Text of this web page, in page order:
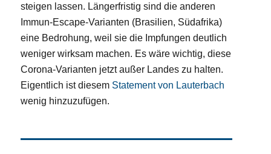
steigen lassen. Längerfristig sind die anderen
Immun-Escape-Varianten (Brasilien, Südafrika)
eine Bedrohung, weil sie die Impfungen deutlich
weniger wirksam machen. Es wäre wichtig, diese
Corona-Varianten jetzt außer Landes zu halten.
Eigentlich ist diesem Statement von Lauterbach
wenig hinzuzufügen.